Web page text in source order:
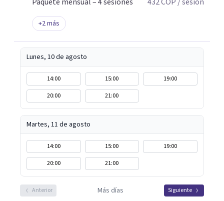
+2más
Lunes, 10 de agosto
14:00 15:00
19:00
20:00
21:00
Martes, 11 de agosto
14:00 15:00
19:00
20:00
21:00
Anterior Más días Siguiente